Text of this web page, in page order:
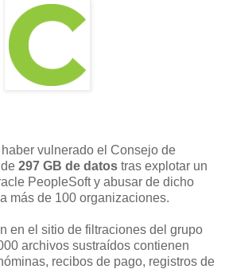
vulnerado el Consejo de
297 GB de datos tras explotar un
PeopleSoft y abusar de dicho
más de 100 organizaciones.
en el sitio de filtraciones del grupo
archivos sustraídos contienen
recibos de pago, registros de